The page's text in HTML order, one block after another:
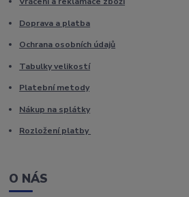
Doprava a platba
Ochrana osobních údajů
Tabulky velikostí
Platební metody
Nákup na splátky
Rozložení platby
O NÁS